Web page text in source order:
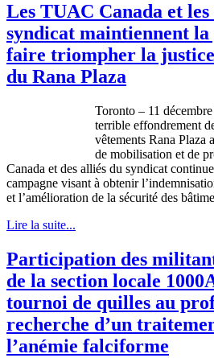
Les TUAC Canada et
syndicat maintiennent la
faire triompher la justice
du Rana Plaza
Toronto – 11
terrible effondrement
vêtements Rana Plaza
de mobilisation et de
Canada et des alliés du syndicat
campagne visant à obtenir
et l’amélioration de la sécurité des
Lire la suite...
Participation des
de la section locale
tournoi de quilles au
recherche d’un
l’anémie falciforme